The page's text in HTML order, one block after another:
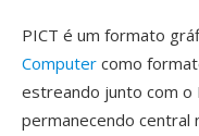
PICT é um formato
Computer como
estreando junto com o
permanecendo central